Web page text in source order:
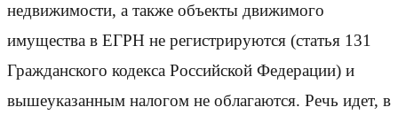
недвижимости, а также объекты движимого
имущества в ЕГРН не регистрируются (статья 131
Гражданского кодекса Российской Федерации) и
вышеуказанным налогом не облагаются. Речь идет, в